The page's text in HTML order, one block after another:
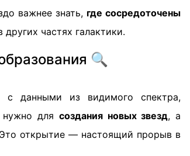
важнее знать, где сосредоточены
частях галактики.
🔍
с данными из видимого спектра,
нужно для создания новых звезд, а
открытие — настоящий прорыв в